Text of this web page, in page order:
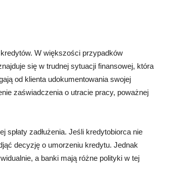
W większości przypadków
się w trudnej sytuacji finansowej, która
od klienta udokumentowania swojej
zaświadczenia o utracie pracy, poważnej
spłaty zadłużenia. Jeśli kredytobiorca nie
decyzję o umorzeniu kredytu. Jednak
a banki mają różne polityki w tej